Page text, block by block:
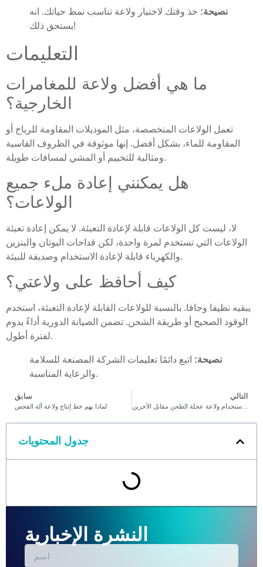
نصيحة: خذ وقتك لاختيار ولاعة تناسب نمط حياتك. انه
يستحق ذلك!
التعليمات
ما هي أفضل ولاعة للمغامرات
الخارجية؟
تعمل الولاعات المتخصصة، مثل الموديلات المقاومة للرياح أو
المقاومة للماء، بشكل أفضل. إنها موثوقة في الظروف القاسية
ومثالية للتخييم أو المشي لمسافات طويلة.
هل يمكنني إعادة ملء جميع
الولاعات؟
لا، ليست كل الولاعات قابلة لإعادة التعبئة. لا يمكن إعادة تعبئة
الولاعات التي تستخدم لمرة واحدة، لكن قداحات البوتان والبنزين
والكهرباء قابلة لإعادة الاستخدام وصديقة للبيئة.
كيف أحافظ على ولاعتي؟
يبقيه نظيفا وجافا. بالنسبة للولاعات القابلة لإعادة التعبئة، استخدم
الوقود الصحيح أو طريقة الشحن. تضمن الصيانة الدورية أداءً يدوم
لفترة أطول.
نصيحة: اتبع دائمًا تعليمات الشركة المصنعة للسلامة
والرعاية المناسبة.
سابق
لماذا يهم خط إنتاج ولاعة آلة الفحص
التالي
كيفية استخدام ولاعة عجلة الطحن مقابل الآخرين
جدول المحتويات
النشرة الإخبارية